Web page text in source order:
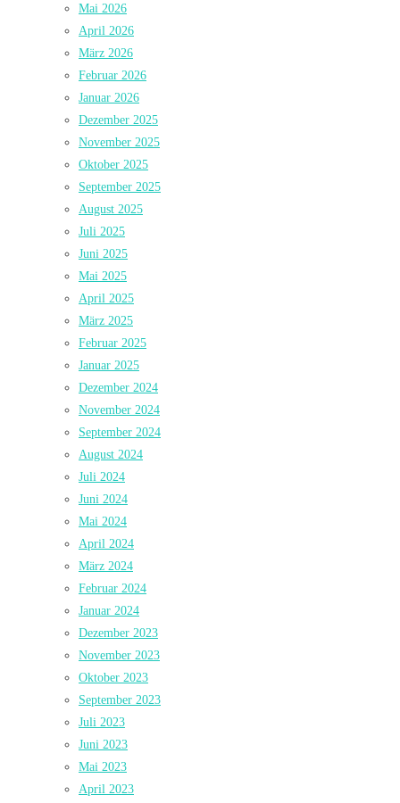
Mai 2026
April 2026
März 2026
Februar 2026
Januar 2026
Dezember 2025
November 2025
Oktober 2025
September 2025
August 2025
Juli 2025
Juni 2025
Mai 2025
April 2025
März 2025
Februar 2025
Januar 2025
Dezember 2024
November 2024
September 2024
August 2024
Juli 2024
Juni 2024
Mai 2024
April 2024
März 2024
Februar 2024
Januar 2024
Dezember 2023
November 2023
Oktober 2023
September 2023
Juli 2023
Juni 2023
Mai 2023
April 2023